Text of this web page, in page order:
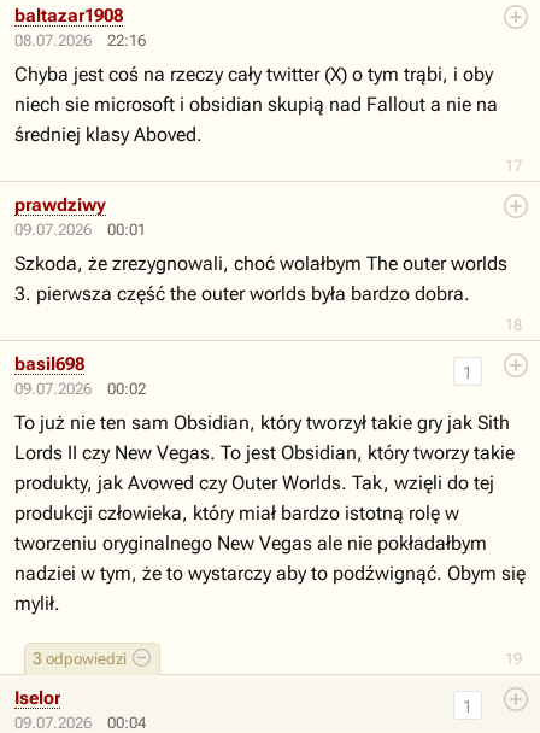
08.07.2026 22:16
17
baltazar1908
Chyba jest coś na rzeczy cały twitter (X) o tym trąbi, i oby
niech sie microsoft i obsidian skupią nad Fallout a nie na
średniej klasy Aboved.
09.07.2026 00:01
18
prawdziwy
Szkoda, że zrezygnowali, choć wolałbym The outer worlds
3. pierwsza część the outer worlds była bardzo dobra.
09.07.2026 00:02
19
1
3 odpowiedzi
basil698
To już nie ten sam Obsidian, który tworzył takie gry jak Sith
Lords II czy New Vegas. To jest Obsidian, który tworzy takie
produkty, jak Avowed czy Outer Worlds. Tak, wzięli do tej
produkcji człowieka, który miał bardzo istotną rolę w
tworzeniu oryginalnego New Vegas ale nie pokładałbym
nadziei w tym, że to wystarczy aby to podźwignąć. Obym się
mylił.
09.07.2026 00:04
1
Iselor